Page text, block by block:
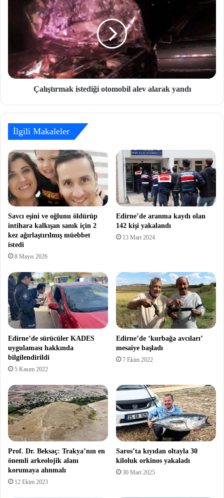
Çalıştırmak istediği otomobil alev alarak yandı
İlgili Makaleler
Savcı eşini ve oğlunu öldürüp
intihara kalkışan sanık için 2
kez ağırlaştırılmış müebbet
istedi
8 Mayıs 2026
Edirne’de aranma kaydı olan
142 kişi yakalandı
13 Mart 2024
Edirne’de sürücüler KADES
uygulaması hakkında
bilgilendirildi
5 Kasım 2022
Edirne’de ‘kurbağa avcıları’
mesaiye başladı
7 Ekim 2022
Prof. Dr. Beksaç: Trakya’nın en
önemli arkeolojik alanı
korumaya alınmalı
12 Ekim 2023
Saros’ta kıyıdan oltayla 30
kiloluk orkinos yakaladı
30 Mart 2025